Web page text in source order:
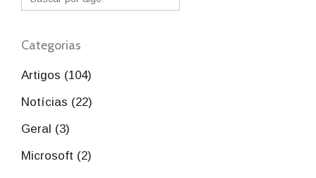
Categorias
Artigos (104)
Notícias (22)
Geral (3)
Microsoft (2)